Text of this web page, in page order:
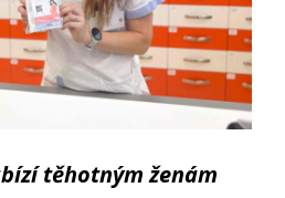
těhotným ženám